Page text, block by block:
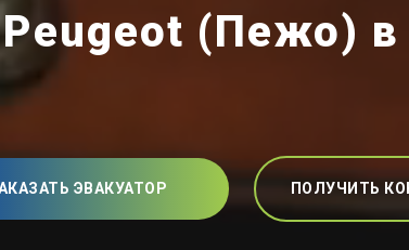
(Пежо)
ЭВАКУАТОР ПОЛУЧИТЬ